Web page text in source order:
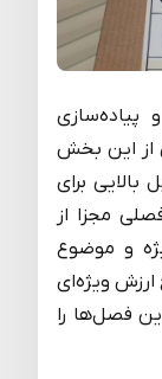
پیاده‌سازی
از این بخش
برای
مجزا از
و موضوع
ارزش ویژه‌ای
فصل‌ها را